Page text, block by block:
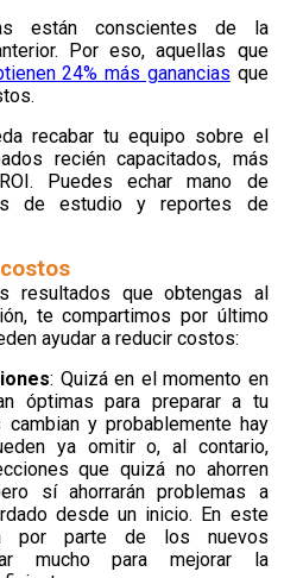
están conscientes de la
Por eso, aquellas que
24% más ganancias que
recabar tu equipo sobre el
recién capacitados, más
Puedes echar mano de
de estudio y reportes de
resultados que obtengas al
te compartimos por último
ayudar a reducir costos:
: Quizá en el momento en
óptimas para preparar a tu
y probablemente hay
ya omitir o, al contario,
que quizá no ahorren
sí ahorrarán problemas a
desde un inicio. En este
por parte de los nuevos
mucho para mejorar la